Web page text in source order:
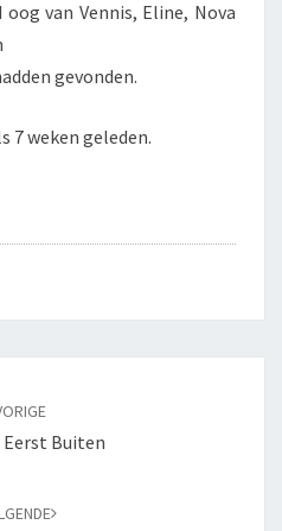
van Vennis, Eline, Nova
gevonden.
7 weken geleden.
Buiten